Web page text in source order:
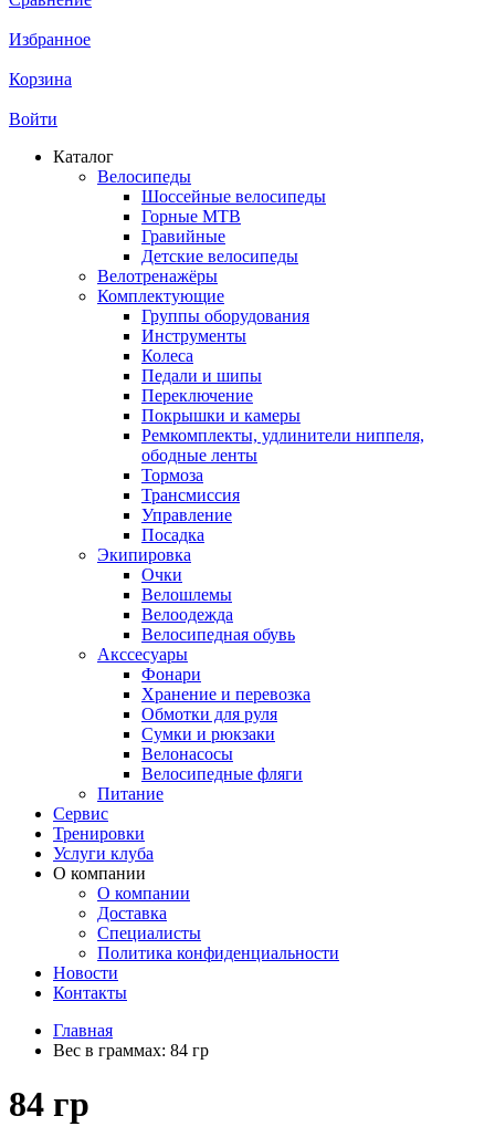
Избранное
Корзина
Войти
Каталог
Велосипеды
Шоссейные велосипеды
Горные МTB
Гравийные
Детские велосипеды
Велотренажёры
Комплектующие
Группы оборудования
Инструменты
Колеса
Педали и шипы
Переключение
Покрышки и камеры
Ремкомплекты, удлинители ниппеля,
ободные ленты
Тормоза
Трансмиссия
Управление
Посадка
Экипировка
Очки
Велошлемы
Велоодежда
Велосипедная обувь
Акссесуары
Фонари
Хранение и перевозка
Обмотки для руля
Сумки и рюкзаки
Велонасосы
Велосипедные фляги
Питание
Сервис
Тренировки
Услуги клуба
О компании
О компании
Доставка
Специалисты
Политика конфиденциальности
Новости
Контакты
Главная
Вес в граммах: 84 гр
84 гр